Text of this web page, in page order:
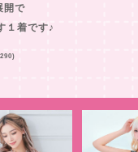
開で
１着です♪